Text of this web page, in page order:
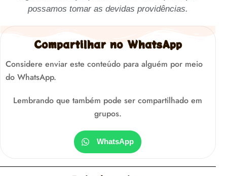
possamos tomar as devidas providências.
Compartilhar no WhatsApp
Considere enviar este conteúdo para alguém por meio
do WhatsApp.
Lembrando que também pode ser compartilhado em
grupos.
WhatsApp